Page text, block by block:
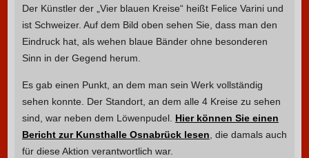
Der Künstler der „Vier blauen Kreise“ heißt Felice Varini und
ist Schweizer. Auf dem Bild oben sehen Sie, dass man den
Eindruck hat, als wehen blaue Bänder ohne besonderen
Sinn in der Gegend herum.
Es gab einen Punkt, an dem man sein Werk vollständig
sehen konnte. Der Standort, an dem alle 4 Kreise zu sehen
sind, war neben dem Löwenpudel. Hier können Sie einen
Bericht zur Kunsthalle Osnabrück lesen , die damals auch
für diese Aktion verantwortlich war.